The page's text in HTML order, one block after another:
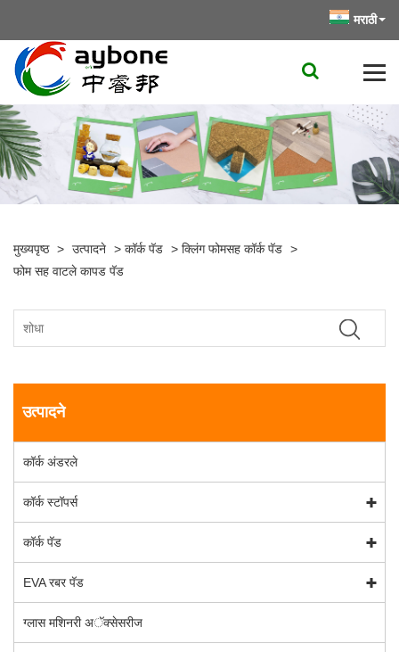
मराठी
मुख्यपृष्ठ > उत्पादने > कॉर्क पॅड > क्लिंग फोमसह कॉर्क पॅड >
फोम सह वाटले कापड पॅड
उत्पादने
कॉर्क अंडरले
कॉर्क स्टॉपर्स
कॉर्क पॅड
EVA रबर पॅड
ग्लास मशिनरी अॅक्सेसरीज